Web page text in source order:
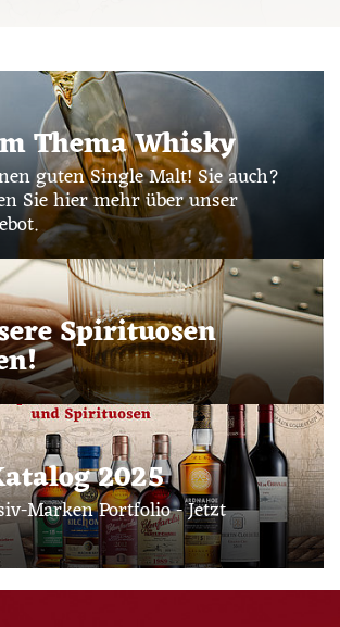
Thema Whisky
guten Single Malt! Sie auch?
Sie hier mehr über unser
Spirituosen
2025
Marken Portfolio - Jetzt